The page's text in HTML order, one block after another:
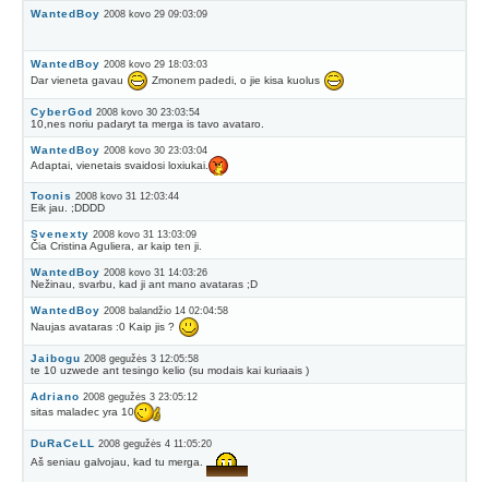
WantedBoy 2008 kovo 29 09:03:09
WantedBoy 2008 kovo 29 18:03:03
Dar vieneta gavau Zmonem padedi, o jie kisa kuolus
CyberGod 2008 kovo 30 23:03:54
10,nes noriu padaryt ta merga is tavo avataro.
WantedBoy 2008 kovo 30 23:03:04
Adaptai, vienetais svaidosi loxiukai.
Toonis 2008 kovo 31 12:03:44
Eik jau. ;DDDD
Svenexty 2008 kovo 31 13:03:09
Čia Cristina Aguliera, ar kaip ten ji.
WantedBoy 2008 kovo 31 14:03:26
Nežinau, svarbu, kad ji ant mano avataras ;D
WantedBoy 2008 balandžio 14 02:04:58
Naujas avataras :0 Kaip jis ?
Jaibogu 2008 gegužės 3 12:05:58
te 10 uzwede ant tesingo kelio (su modais kai kuriaais )
Adriano 2008 gegužės 3 23:05:12
sitas maladec yra 10
DuRaCeLL 2008 gegužės 4 11:05:20
Aš seniau galvojau, kad tu merga.